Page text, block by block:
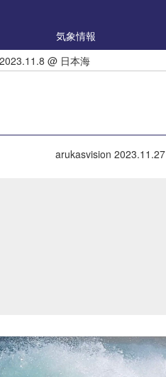
気象情報
@ 日本海
arukasvision 2023.11.27